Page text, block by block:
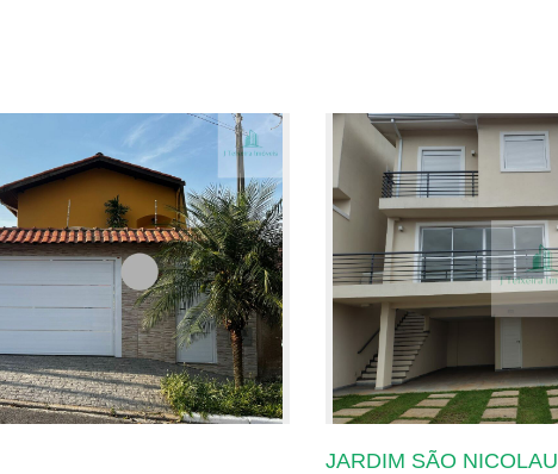
JARDIM SÃO NICOLAU